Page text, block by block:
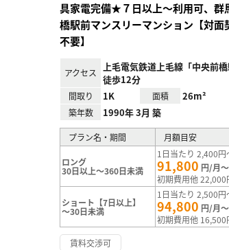
具家電完備★７日以上～利用可、群
橋駅前マンスリーマンション【対面
不要】
アクセス
上毛電気鉄道上毛線「中央前橋
徒歩12分
間取り 1K 面積 26m²
築年数 1990年 3月 築
プラン名・期間 月額目安
ロング
30日以上～360日未満
1日当たり 2,400円
91,800 円/月～
初期費用他 22,000
ショート【7日以上】
～30日未満
1日当たり 2,500円
94,800 円/月～
初期費用他 16,500
賃料交渉可